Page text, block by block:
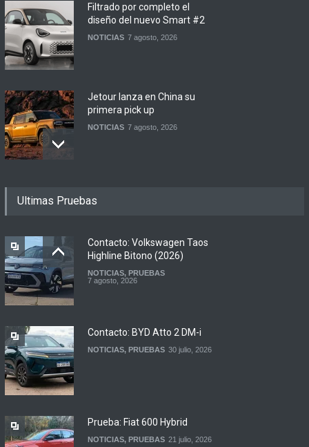
Filtrado por completo el
diseño del nuevo Smart #2
NOTICIAS 7 agosto, 2026
Jetour lanza en China su
primera pick up
NOTICIAS 7 agosto, 2026
renovadas S2 y Skua 150 en
7 agosto, 2026
Argentina y Ecuador
Ultimas Pruebas
Contacto: Volkswagen Taos
Highline Bitono (2026)
NOTICIAS, PRUEBAS
7 agosto, 2026
Contacto: BYD Atto 2 DM-i
NOTICIAS, PRUEBAS 30 julio, 2026
Prueba: Fiat 600 Hybrid
NOTICIAS, PRUEBAS 21 julio, 2026